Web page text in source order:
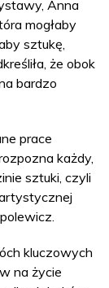
Anna
mogłaby
sztukę,
że obok
bardzo
prace
każdy,
sztuki, czyli
kluczowych
na życie